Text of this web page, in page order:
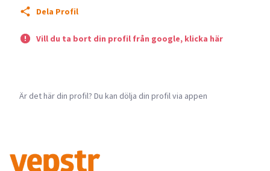
Dela Profil
Vill du ta bort din profil från google, klicka här
Är det här din profil? Du kan dölja din profil via appen